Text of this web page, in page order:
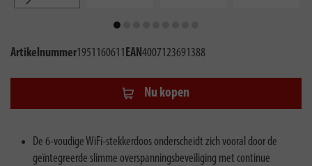
Artikelnummer1951160611EAN4007123691388
Nu kopen
De 6-voudige WiFi-stekkerdoos onderscheidt zich vooral door de
geïntegreerde slimme overspanningsbeveiliging met continue